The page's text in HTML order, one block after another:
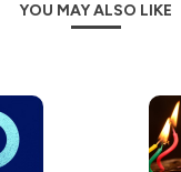
YOU MAY ALSO LIKE